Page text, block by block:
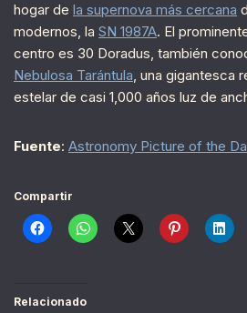
hogar de la supernova más cercana
modernos, la SN 1987A. El
centro es 30 Doradus, también
Nebulosa Tarántula, una gigantesca
estelar de casi 1,000 años luz de
Fuente: Astronomy Picture of the
Compartir
Relacionado